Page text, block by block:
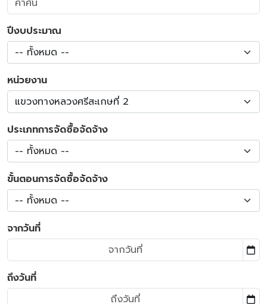
ปีงบประมาณ
-- ทั้งหมด --
หน่วยงาน
แขวงทางหลวงศรีสะเกษที่ 2
ประเภทการจัดซื้อจัดจ้าง
-- ทั้งหมด --
ขั้นตอนการจัดซื้อจัดจ้าง
-- ทั้งหมด --
จากวันที่
ถึงวันที่